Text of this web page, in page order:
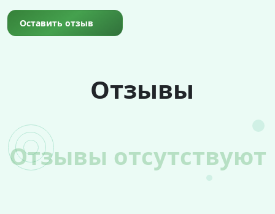
Оставить отзыв
Отзывы
Отзывы отсутствуют